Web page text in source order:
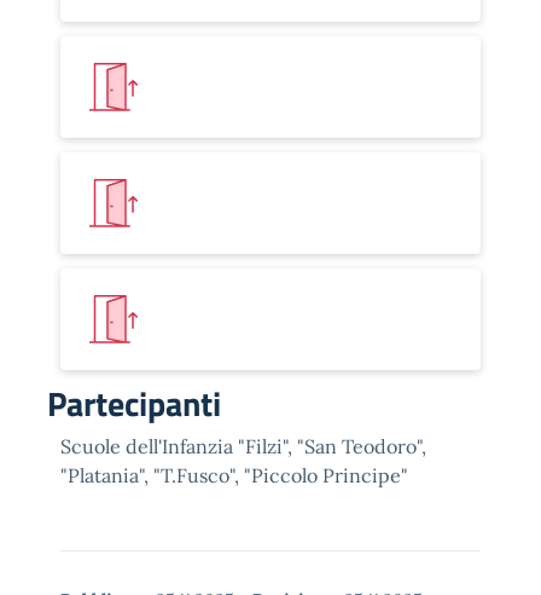
Partecipanti
Scuole dell'Infanzia "Filzi", "San Teodoro",
"Platania", "T.Fusco", "Piccolo Principe"